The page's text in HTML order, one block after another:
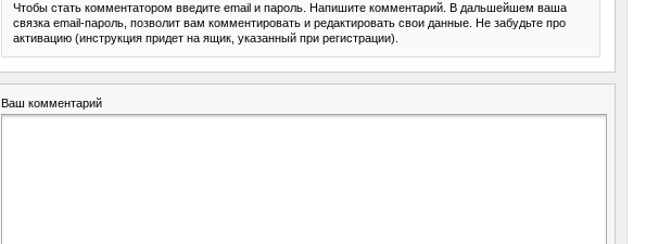
Чтобы стать комментатором введите email и пароль. Напишите комментарий. В дальшейшем ваша
связка email-пароль, позволит вам комментировать и редактировать свои данные. Не забудьте про
активацию (инструкция придет на ящик, указанный при регистрации).
Ваш комментарий